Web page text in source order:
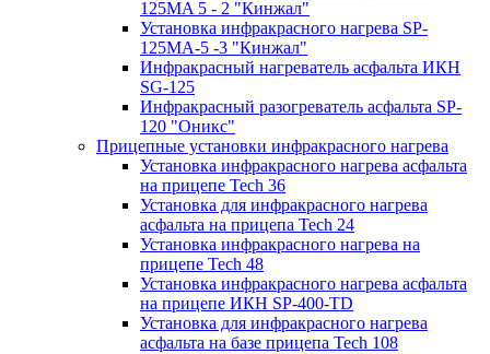
125МA 5 - 2 "Кинжал"
Установка инфракрасного нагрева SP-
125МA-5 -3 "Кинжал"
Инфракрасный нагреватель асфальта ИКН
SG-125
Инфракрасный разогреватель асфальта SP-
120 "Оникс"
Прицепные установки инфракрасного нагрева
Установка инфракрасного нагрева асфальта
на прицепе Tech 36
Установка для инфракрасного нагрева
асфальта на прицепа Tech 24
Установка инфракрасного нагрева на
прицепе Tech 48
Установка инфракрасного нагрева асфальта
на прицепе ИКН SP-400-TD
Установка для инфракрасного нагрева
асфальта на базе прицепа Tech 108